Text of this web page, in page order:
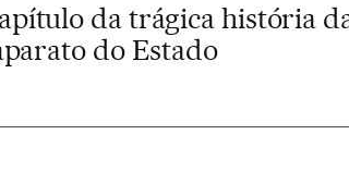
da trágica história
do Estado